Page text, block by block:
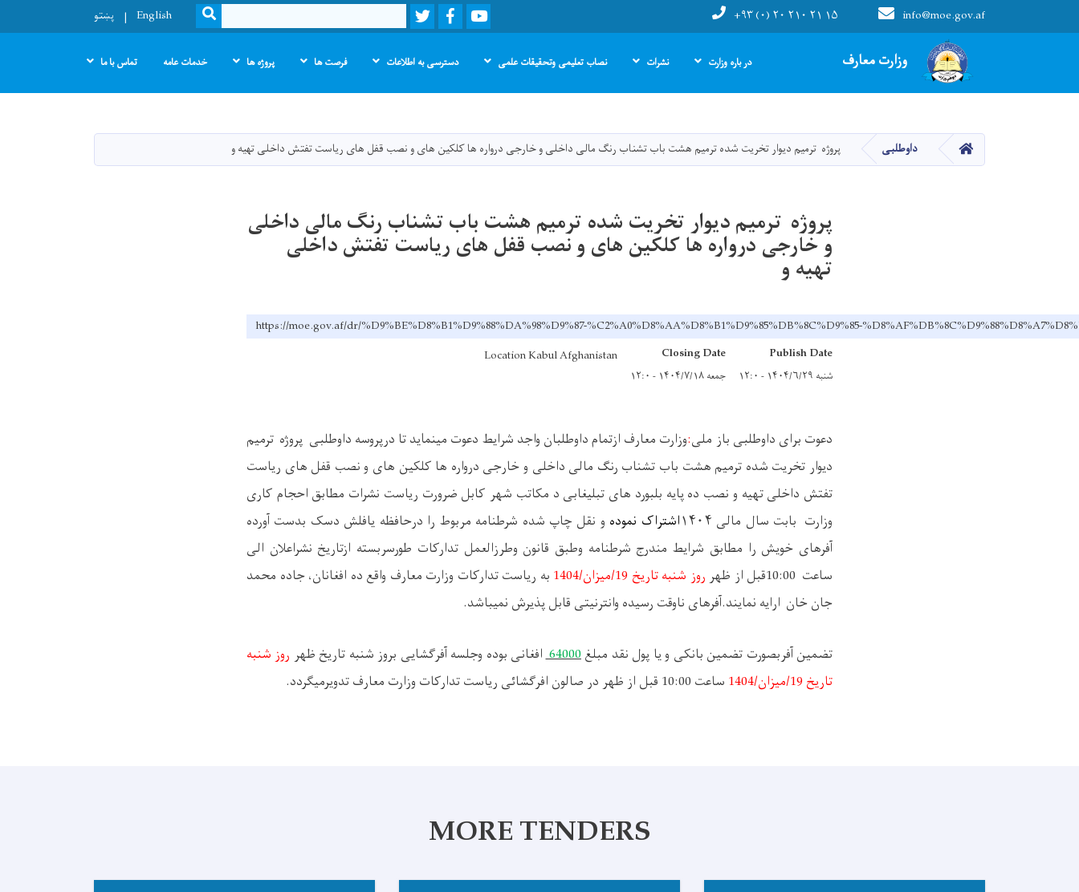
main
content
info@moe.gov.af +۹۳ (۰) ۲۰ ۲۱۰ ۲۱ ۱۵ Youtube
Facebook
Twitter
Search
SEARCH
English پښتو
وزارت معارف
Main navigation
در باره وزارت نشرات نصاب تعلیمی وتحقیقات علمی دسترسی به اطلاعات فرصت ها پروژه ها خدمات عامه تماس با ما
صفحه اصلیداوطلبی پروژه ترمیم دیوار تخریت شده ترمیم هشت باب تشناب رنگ مالی داخلی و خارجی درواره ها کلکین های و نصب قفل های ریاست تفتش داخلی تهیه و
پروژه ترمیم دیوار تخریت شده ترمیم هشت باب تشناب رنگ مالی داخلی
و خارجی درواره ها کلکین های و نصب قفل های ریاست تفتش داخلی
تهیه و
https://moe.gov.af/dr/%D9%BE%D8%B1%D9%88%DA%98%D9%87-%C2%A0%D8%AA%D8%B1%D9%85%DB%8C%D9%85-
Publish Date
شنبه ۱۴۰۴/۶/۲۹ - ۱۲:۰
Closing Date
جمعه ۱۴۰۴/۷/۱۸ - ۱۲:۰
Location Kabul Afghanistan
دعوت برای داوطلبی باز ملی:وزارت معارف ازتمامداوطلبان واجد شرایط دعوت مینماید تا درپروسه داوطلبی پروژه ترمیم
دیوار تخریت شده ترمیم هشت باب تشناب رنگ مالی داخلی و خارجی درواره ها کلکین های و نصب قفل های ریاست
تفتش داخلیتهیه و نصب ده پایه بلبورد های تبلیغابی د مکاتب شهر کابل ضرورت ریاست نشرات مطابق احجام کاری
وزارت بابت سال مالی ۱۴۰۴
اشتراک نموده و نقل چاپ شده شرطنامه مربوط را درحافظه یافلش دسک بدست آورده
آفرهای خویش را مطابق شرایط مندرج شرطنامه وطبق قانون وطرزالعمل تدارکات طورسربسته ازتاریخ نشراعلان الی
ساعت
روز شنبه تاریخ 19
/میزان/
1404 به ریاست تدارکات وزارت معارف واقع ده افغانان، جاده محمد
جان خان ارایه نمایند.آفرهای ناوقت رسیده وانترنیتی قابل پذیرش نمیباشد.
تضمین آفربصورت تضمین بانکی و یا پول نقد مبلغ64000 افغانی بوده وجلسه آفرگشایی بروز شنبه تاریخ ظهر روز شنبه
تاریخ 19
/میزان/
1404 ساعت 10:00 قبل از ظهر در صالون افرگشائی ریاست تدارکات وزارت معارف تدویرمیگردد.
MORE TENDERS